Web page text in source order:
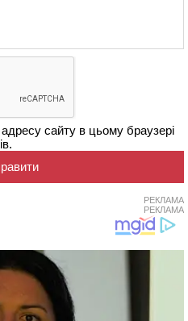
сайту в цьому браузері
РЕКЛАМА
РЕКЛАМА